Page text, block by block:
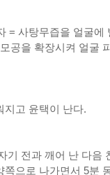
= 사탕무즙을 얼굴에
공을 확장시켜 얼굴
지고 윤택이 난다.
기 전과 깨어 난 다음
쪽으로 나가면서 5분